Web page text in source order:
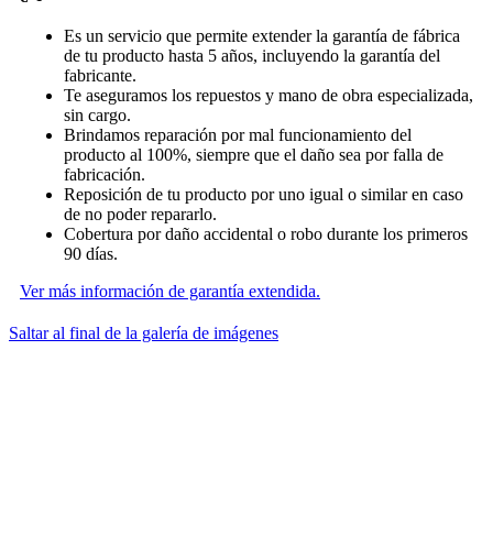
Es un servicio que permite extender la garantía de fábrica
de tu producto hasta 5 años, incluyendo la garantía del
fabricante.
Te aseguramos los repuestos y mano de obra especializada,
sin cargo.
Brindamos reparación por mal funcionamiento del
producto al 100%, siempre que el daño sea por falla de
fabricación.
Reposición de tu producto por uno igual o similar en caso
de no poder repararlo.
Cobertura por daño accidental o robo durante los primeros
90 días.
Ver más información de garantía extendida.
Saltar al final de la galería de imágenes